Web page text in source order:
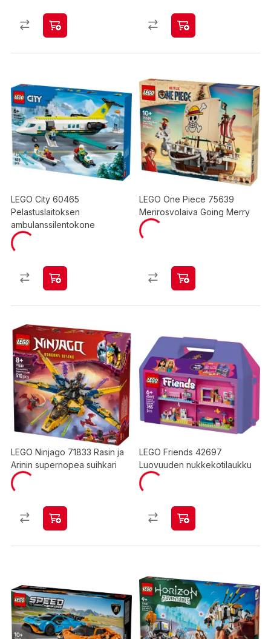
LEGO City 60465
Pelastuslaitoksen
ambulanssilentokone
LEGO One Piece 75639
Merirosvolaiva Going Merry
LEGO Ninjago 71833 Rasin ja
Arinin supernopea suihkari
LEGO Friends 42697
Luovuuden nukkekotilaukku